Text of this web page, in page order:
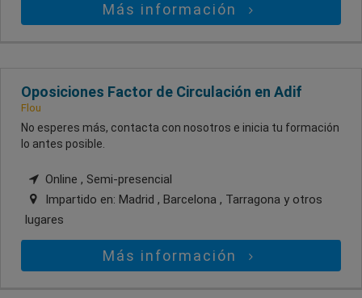
Más información
Oposiciones Factor de Circulación en Adif
Flou
No esperes más, contacta con nosotros e inicia tu formación
lo antes posible.
Online , Semi-presencial
Impartido en: Madrid , Barcelona , Tarragona y otros
lugares
Más información